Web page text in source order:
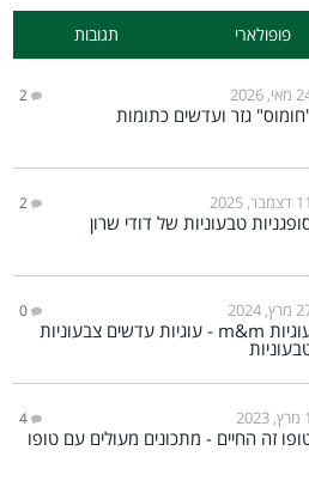
פופולארי תגובות
2026
2
גזר ועדשים כתומות
11 דצמבר, 2025 2
טבעוניות של דודי שרון
2024
0
עוגיות m&m - עוגיות עדשים צבעוניות
1 מרץ, 2023 4
זה החיים - מתכונים מעולים עם טופו